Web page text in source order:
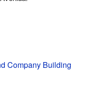
Company Building